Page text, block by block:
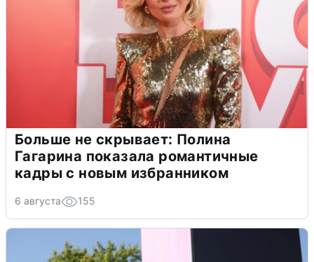
Больше не скрывает: Полина
Гагарина показала романтичные
кадры с новым избранником
6 августа 155